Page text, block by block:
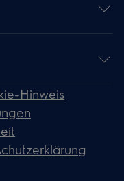
Hinweis